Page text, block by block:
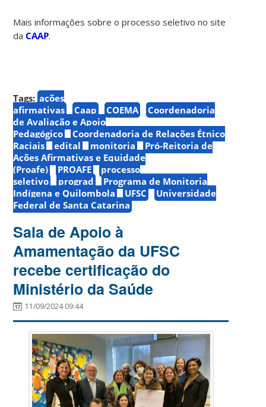
Mais informações sobre o processo seletivo no site
daCAAP.
Tags: ações
afirmativas
Caap COEMA
Coordenadoria
de Avaliação e Apoio
Pedagógico
Coordenadoria de Relações Étnico
Raciais
edital monitoria
Pró-Reitoria de
Ações Afirmativas e Equidade
(Proafe)
PROAFE
processo
seletivo
prograd
Programa de Monitoria
Indígena e Quilombola
UFSC
Universidade
Federal de Santa Catarina
Sala de Apoio à
Amamentação da UFSC
recebe certificação do
Ministério da Saúde
11/09/2024 09:44